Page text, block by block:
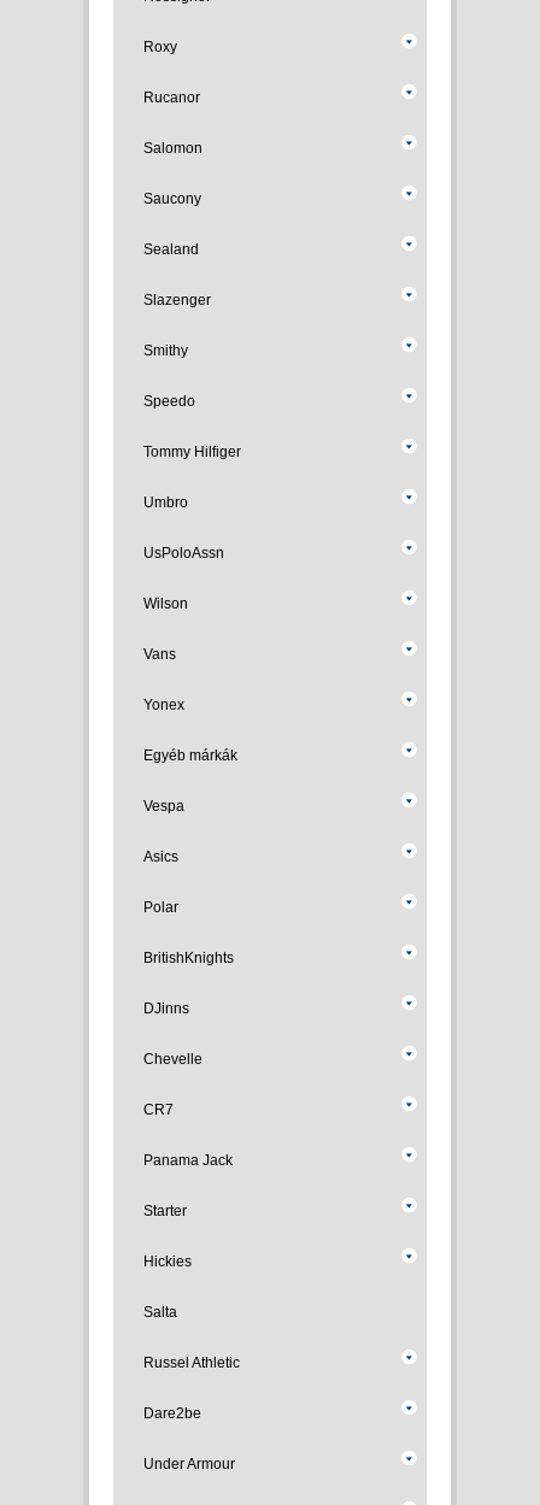
Roxy
Rucanor
Salomon
Saucony
Sealand
Slazenger
Smithy
Speedo
Tommy Hilfiger
Umbro
UsPoloAssn
Wilson
Vans
Yonex
Egyéb márkák
Vespa
Asics
Polar
BritishKnights
DJinns
Chevelle
CR7
Panama Jack
Starter
Hickies
Salta
Russel Athletic
Dare2be
Under Armour